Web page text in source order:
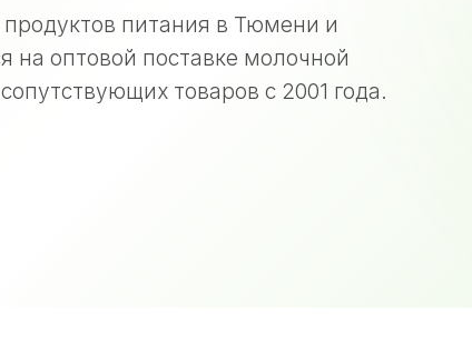
питания в Тюмени и
оптовой поставке молочной
товаров с 2001 года.